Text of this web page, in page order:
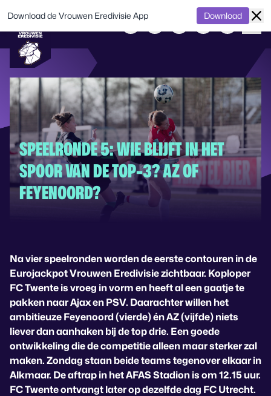
SPEELRONDE 5: WIE BLIJFT IN HET
SPOOR VAN DE TOP-3? AZ OF
FEYENOORD?
Na vier speelronden worden de eerste contouren in de
Eurojackpot Vrouwen Eredivisie zichtbaar. Koploper
FC Twente is vroeg in vorm en heeft al een gaatje te
pakken naar Ajax en PSV. Daarachter willen het
ambitieuze Feyenoord (vierde) én AZ (vijfde) niets
liever dan aanhaken bij de top drie. Een goede
ontwikkeling die de competitie alleen maar sterker zal
maken. Zondag staan beide teams tegenover elkaar in
Alkmaar. De aftrap in het AFAS Stadion is om 12.15 uur.
FC Twente ontvangt later op dezelfde dag FC Utrecht.
Download de Vrouwen Eredivisie App Download